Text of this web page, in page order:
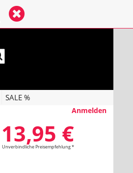
SALE %
Anmelden
13,95 €
Unverbindliche Preisempfehlung *